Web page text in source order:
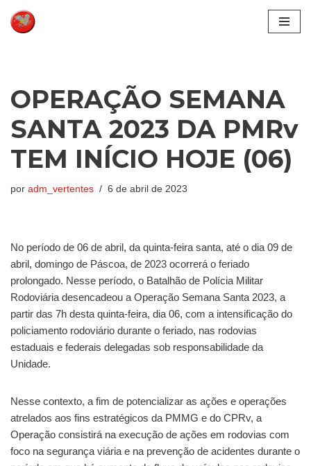
Pular
OPERAÇÃO SEMANA
SANTA 2023 DA PMRv
TEM INÍCIO HOJE (06)
por adm_vertentes 6 de abril de 2023
No período de 06 de abril, da quinta-feira santa, até o dia 09 de
abril, domingo de Páscoa, de 2023 ocorrerá o feriado
prolongado. Nesse período, o Batalhão de Polícia Militar
Rodoviária desencadeou a Operação Semana Santa 2023, a
partir das 7h desta quinta-feira, dia 06, com a intensificação do
policiamento rodoviário durante o feriado, nas rodovias
estaduais e federais delegadas sob responsabilidade da
Unidade.
Nesse contexto, a fim de potencializar as ações e operações
atrelados aos fins estratégicos da PMMG e do CPRv, a
Operação consistirá na execução de ações em rodovias com
foco na segurança viária e na prevenção de acidentes durante o